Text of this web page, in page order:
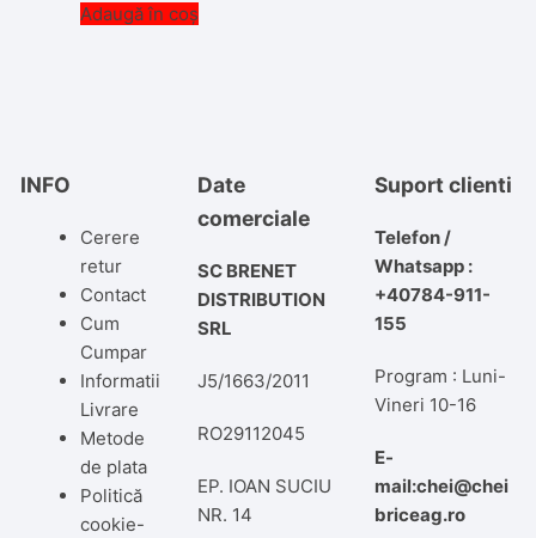
Adaugă în coș
INFO
Cerere
retur
Contact
Cum
Cumpar
Informatii
Livrare
Metode
de plata
Politică
cookie-
Date
comerciale
SC BRENET
DISTRIBUTION
SRL
J5/1663/2011
RO29112045
EP. IOAN SUCIU
NR. 14
Suport clienti
Telefon /
Whatsapp :
+40784-911-
155
Program : Luni-
Vineri 10-16
E-
mail:chei@chei
briceag.ro